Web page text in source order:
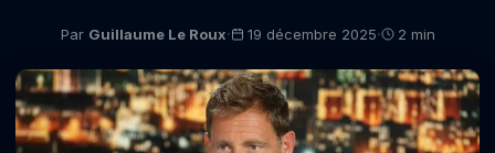
Par Guillaume Le Roux· 19 décembre 2025· 2 min